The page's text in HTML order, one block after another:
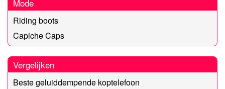
Mode
Riding boots
Capiche Caps
Vergelijken
Beste geluiddempende koptelefoon